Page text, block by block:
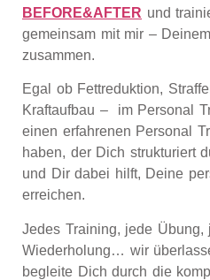
BEFORE&AFTER und
gemeinsam mit mir –
zusammen.
Egal ob Fettreduktion,
Kraftaufbau – im Personal
einen erfahrenen Personal
haben, der Dich strukturiert
und Dir dabei hilft, Deine
erreichen.
Jedes Training, jede Übung,
Wiederholung… wir
begleite Dich durch die